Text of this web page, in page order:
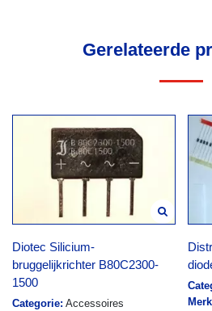
Gerelateerde
Diotec Silicium-
bruggelijkrichter B80C2300-
1500
Categorie: Accessoires